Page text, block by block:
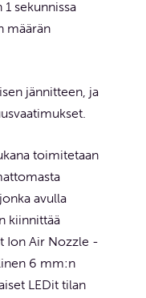
sekunnissa
määrän
jännitteen, ja
toimitetaan
avulla
kiinnittää
Ion Air Nozzle -
6 mm:n
LEDit tilan